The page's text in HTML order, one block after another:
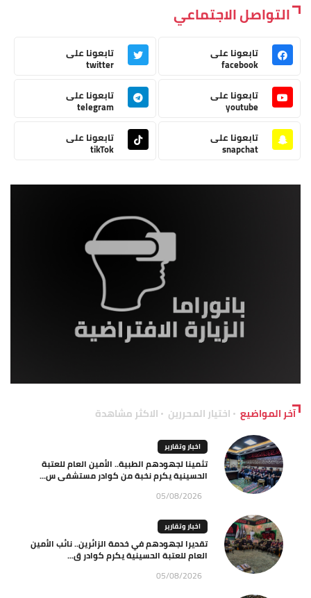
التواصل الاجتماعي
تابعونا على
facebook
تابعونا على
twitter
تابعونا على
youtube
تابعونا على
telegram
تابعونا على
snapchat
تابعونا على
tikTok
آخر المواضيع اختيار المحررين الاكثر مشاهدة
اخبار وتقارير
تثمينا لجهودهم الطبية.. الأمين العام للعتبة
الحسينية يكرم نخبة من كوادر مستشفى س...
05/08/2026
اخبار وتقارير
تقديرا لجهودهم في خدمة الزائرين.. نائب الأمين
العام للعتبة الحسينية يكرم كوادر ق...
05/08/2026